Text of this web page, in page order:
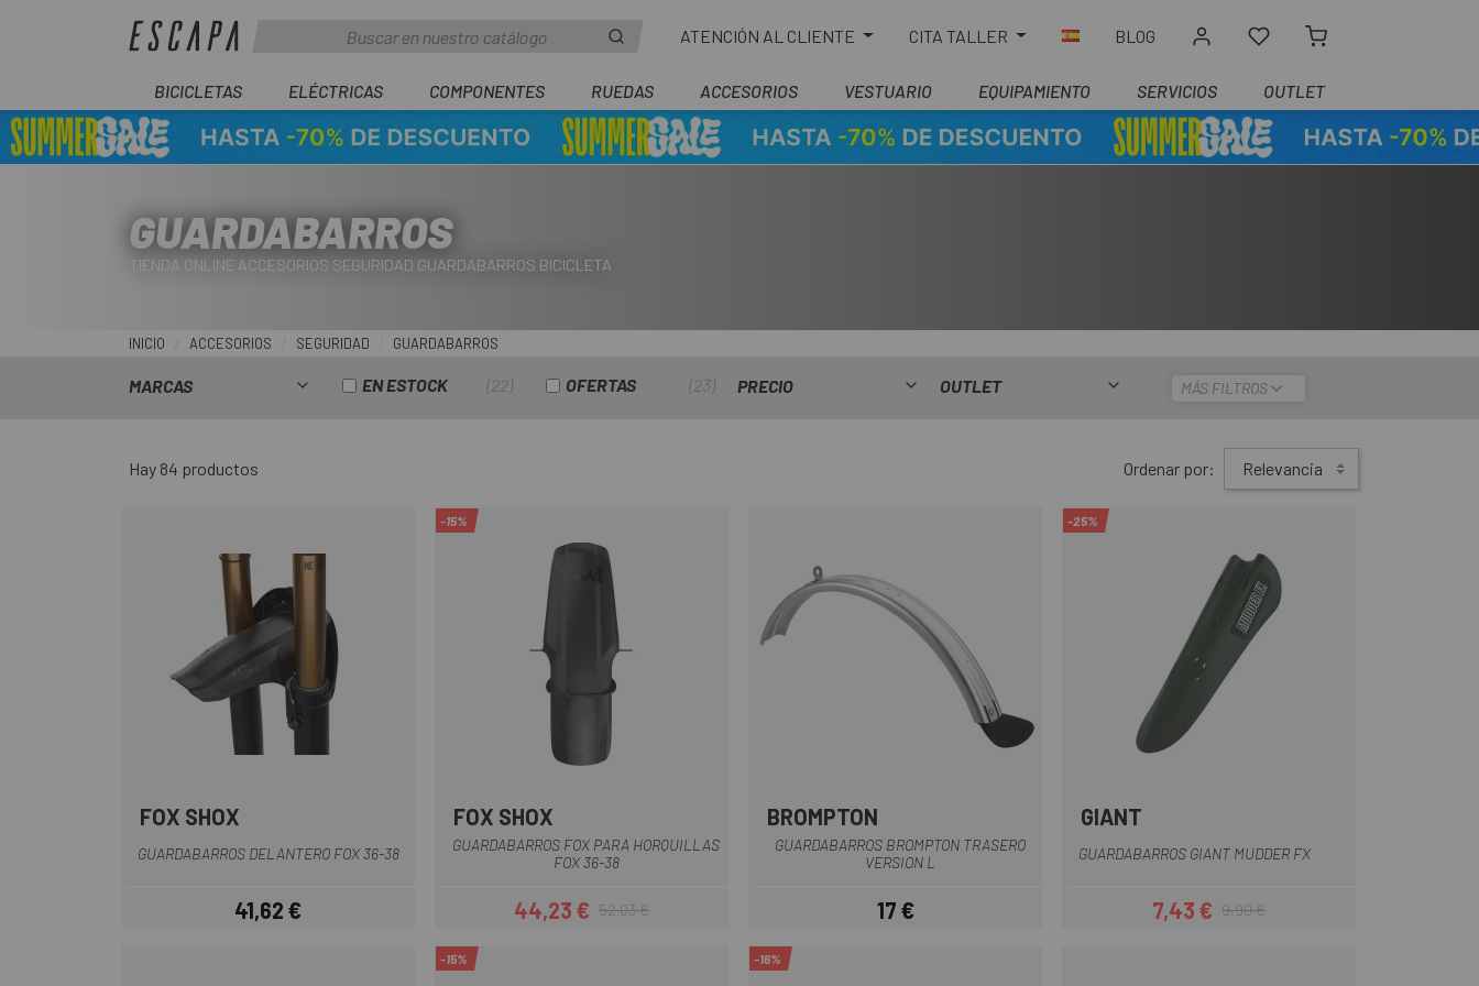
ATENCIÓN AL CLIENTE CITA TALLER BLOG
BICICLETAS ELÉCTRICAS COMPONENTES RUEDAS ACCESORIOS VESTUARIO EQUIPAMIENTO SERVICIOS OUTLET
GUARDABARROS
TIENDA ONLINE ACCESORIOS SEGURIDAD GUARDABARROS BICICLETA
INICIO ACCESORIOS SEGURIDAD GUARDABARROS
MARCAS EN ESTOCK 22 OFERTAS 23 PRECIO OUTLET MÁS FILTROS
Hay 84 productos Ordenar por: Relevancia
FOX SHOX
GUARDABARROS DELANTERO FOX 36-38
Precio
41,62 €
-15%
FOX SHOX
GUARDABARROS FOX PARA HORQUILLAS
FOX 36-38
Precio
44,23 €Precio regular
52,03 €
BROMPTON
GUARDABARROS BROMPTON TRASERO
VERSION L
Precio
17 €
-25%
GIANT
GUARDABARROS GIANT MUDDER FX
Precio
7,43 €Precio regular
9,90 €
-15% -16%